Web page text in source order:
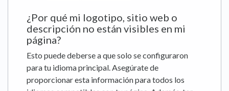
¿Por qué mi logotipo, sitio web o
descripción no están visibles en mi
página?
Esto puede deberse a que solo se configuraron
para tu idioma principal. Asegúrate de
proporcionar esta información para todos los